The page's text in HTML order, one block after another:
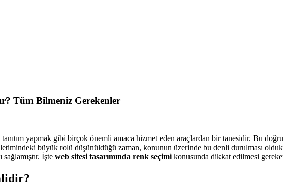
Tüm Bilmeniz Gerekenler
yapmak gibi birçok önemli amaca hizmet eden araçlardan bir tanesidir. Bu
büyük rolü düşünüldüğü zaman, konunun üzerinde bu denli durulması
İşte web sitesi tasarımında renk seçimikonusunda dikkat edilmesi